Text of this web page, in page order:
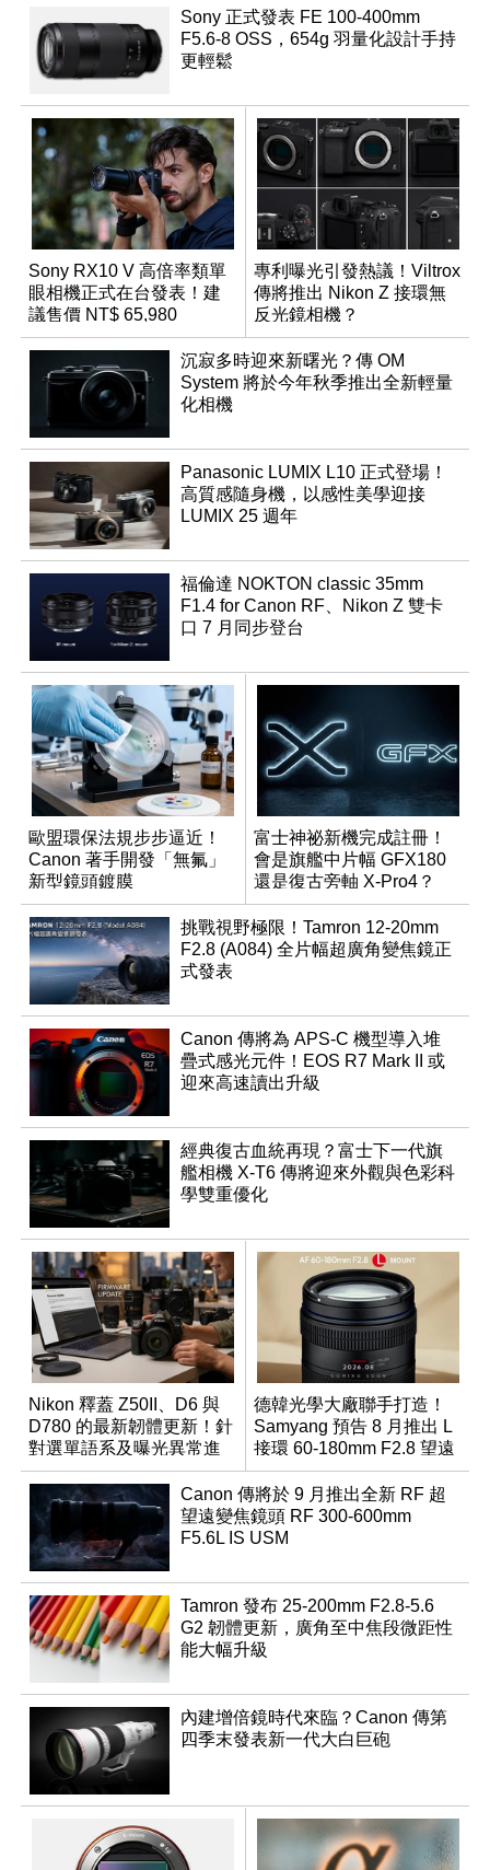
Sony 正式發表 FE 100-400mm
F5.6-8 OSS，654g 羽量化設計手持
更輕鬆
Sony RX10 V 高倍率類單
眼相機正式在台發表！建
議售價 NT$ 65,980
專利曝光引發熱議！Viltrox
傳將推出 Nikon Z 接環無
反光鏡相機？
沉寂多時迎來新曙光？傳 OM
System 將於今年秋季推出全新輕量
化相機
Panasonic LUMIX L10 正式登場！
高質感隨身機，以感性美學迎接
LUMIX 25 週年
福倫達 NOKTON classic 35mm
F1.4 for Canon RF、Nikon Z 雙卡
口 7 月同步登台
歐盟環保法規步步逼近！
Canon 著手開發「無氟」
新型鏡頭鍍膜
富士神祕新機完成註冊！
會是旗艦中片幅 GFX180
還是復古旁軸 X-Pro4？
挑戰視野極限！Tamron 12-20mm
F2.8 (A084) 全片幅超廣角變焦鏡正
式發表
Canon 傳將為 APS-C 機型導入堆
疊式感光元件！EOS R7 Mark II 或
迎來高速讀出升級
經典復古血統再現？富士下一代旗
艦相機 X-T6 傳將迎來外觀與色彩科
學雙重優化
Nikon 釋蓋 Z50II、D6 與
D780 的最新韌體更新！針
對選單語系及曝光異常進
行修復
德韓光學大廠聯手打造！
Samyang 預告 8 月推出 L
接環 60-180mm F2.8 望遠
變焦鏡
Canon 傳將於 9 月推出全新 RF 超
望遠變焦鏡頭 RF 300-600mm
F5.6L IS USM
Tamron 發布 25-200mm F2.8-5.6
G2 韌體更新，廣角至中焦段微距性
能大幅升級
內建增倍鏡時代來臨？Canon 傳第
四季末發表新一代大白巨砲